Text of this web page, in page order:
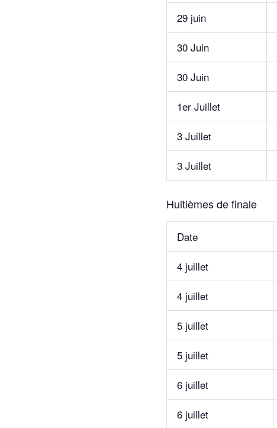
29 juin
30 Juin
30 Juin
1er Juillet
3 Juillet
3 Juillet
Huitièmes de finale
Date
4 juillet
4 juillet
5 juillet
5 juillet
6 juillet
6 juillet